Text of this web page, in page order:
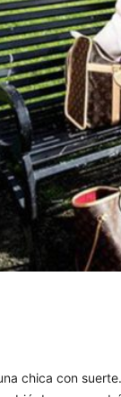
chica con